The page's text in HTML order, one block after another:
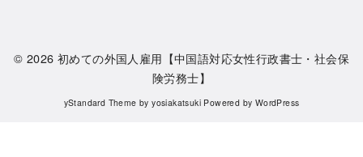
© 2026 初めての外国人雇用【中国語対応女性行政書士・社会保
険労務士】
yStandard Theme byyosiakatsuki Powered by WordPress